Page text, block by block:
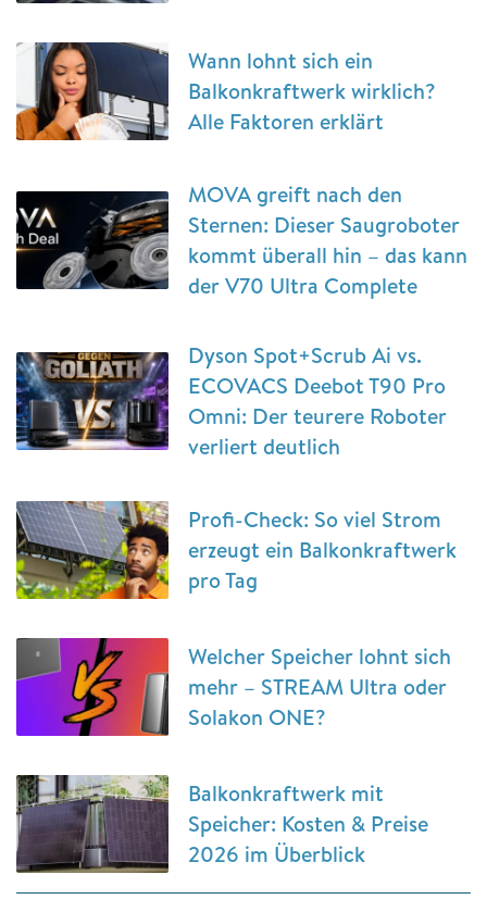
Wann lohnt sich ein
Balkonkraftwerk wirklich?
Alle Faktoren erklärt
MOVA greift nach den
Sternen: Dieser Saugroboter
kommt überall hin – das kann
der V70 Ultra Complete
Dyson Spot+Scrub Ai vs.
ECOVACS Deebot T90 Pro
Omni: Der teurere Roboter
verliert deutlich
Profi-Check: So viel Strom
erzeugt ein Balkonkraftwerk
pro Tag
Welcher Speicher lohnt sich
mehr – STREAM Ultra oder
Solakon ONE?
Balkonkraftwerk mit
Speicher: Kosten & Preise
2026 im Überblick